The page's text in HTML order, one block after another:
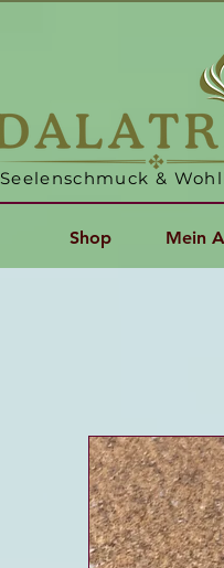
Seelenschmuck &
Shop Mein